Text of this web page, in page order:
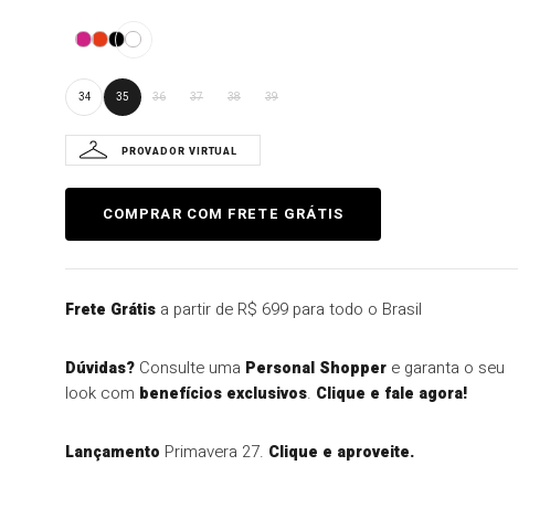
34 35 36 37 38 39
Frete Grátisa partir de R$ 699 para todo o Brasil
Dúvidas?Consulte uma Personal Shoppere garanta o seu
look com benefícios exclusivos. Clique e fale agora!
Lançamento Primavera 27. Clique e aproveite.